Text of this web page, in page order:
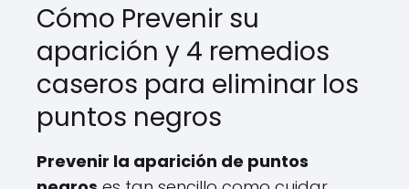
Cómo Prevenir su
aparición y 4 remedios
caseros para eliminar los
puntos negros
Prevenir la aparición de puntos